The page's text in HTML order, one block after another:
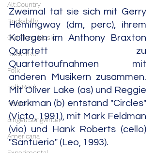
Alt.Country
Rockabilly
Old Time Music
Rock'n'Roll
Folk
Folk Rock
Neofolk
Singer/Songwriter
Americana
Zweimal tat sie sich mit Gerry
Hemingway (dm, perc), ihrem
Kollegen im Anthony Braxton
Quartett zu
Quartettaufnahmen mit
anderen Musikern zusammen.
Mit Oliver Lake (as) und Reggie
Workman (b) entstand "Circles"
(Victo, 1991), mit Mark Feldman
(vio) und Hank Roberts (cello)
"Santuerio" (Leo, 1993).